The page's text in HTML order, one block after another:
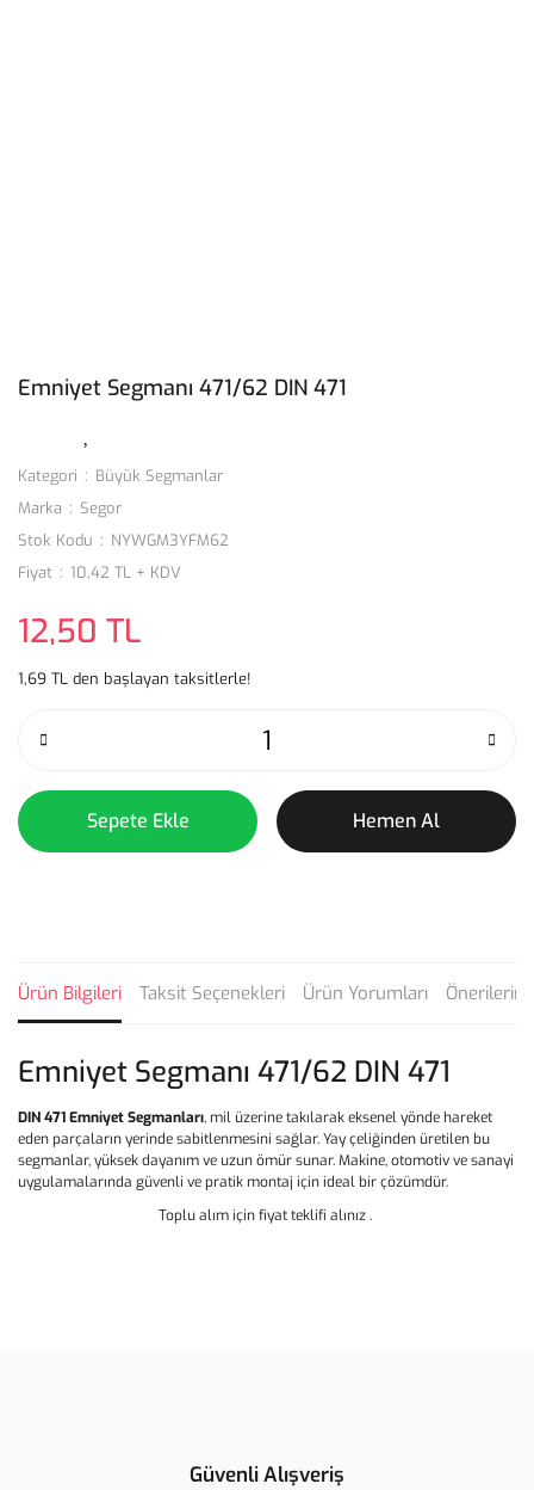
Emniyet Segmanı 471/62 DIN 471
Kategori
Büyük Segmanlar
Marka
Segor
Stok Kodu
NYWGM3YFM62
Fiyat
10,42 TL + KDV
12,50 TL
1,69 TL den başlayan taksitlerle!
Sepete Ekle Hemen Al
Ürün Bilgileri Taksit Seçenekleri Ürün Yorumları
Emniyet Segmanı 471/62 DIN 471
DIN 471 Emniyet Segmanları, mil üzerine takılarak eksenel yönde hareket
eden parçaların yerinde sabitlenmesini sağlar. Yay çeliğinden üretilen bu
segmanlar, yüksek dayanım ve uzun ömür sunar. Makine, otomotiv ve sanayi
uygulamalarında güvenli ve pratik montaj için ideal bir çözümdür.
Toplu alım için fiyat teklifi alınız .
Ürün açıklamasında eksik bilgiler bulunuyor.
Güvenli Alışveriş